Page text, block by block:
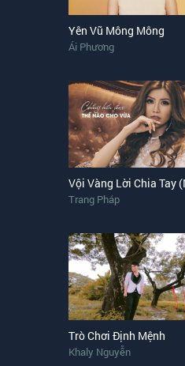
Yên Vũ Mông Mông
Ái Phương
Trang Pháp
Trò Chơi Định Mệnh
Khaly Nguyễn